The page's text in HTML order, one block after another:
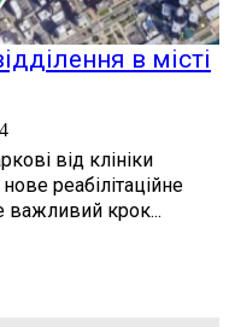
в місті
від клініки
важливий крок...